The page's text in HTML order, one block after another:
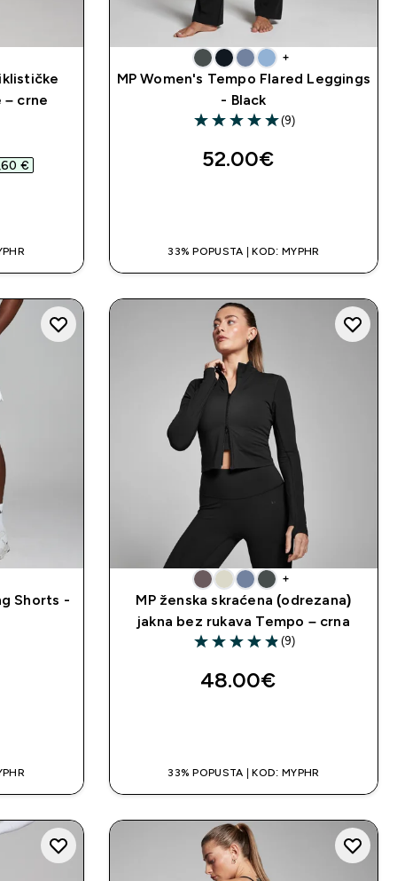
– crne
price
€‎
+
MP Women's Tempo Flared Leggings
- Black
5 out of 5 stars
(9)
52.00€‎
33% POPUSTA | KOD: MYPHR
Shorts -
+
MP ženska skraćena (odrezana)
jakna bez rukava Tempo – crna
4.89 out of 5 stars
(9)
48.00€‎
33% POPUSTA | KOD: MYPHR